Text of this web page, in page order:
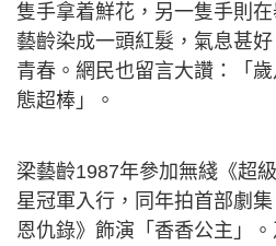
隻手拿着鮮花，另一隻手則
藝齡染成一頭紅髮，氣息甚
青春。網民也留言大讚：「
態超棒」。
梁藝齡1987年參加無綫《超
星冠軍入行，同年拍首部劇
恩仇錄》飾演「香香公主」